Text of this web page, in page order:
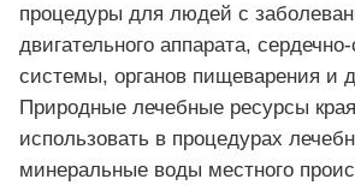
процедуры для людей с
двигательного аппарата,
системы, органов пищеварения и
Природные лечебные ресурсы
использовать в процедурах
минеральные воды местного